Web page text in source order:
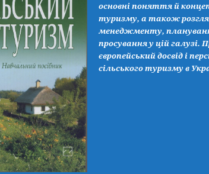
основні поняття й
туризму, а також
менеджменту,
просування у цій галузі.
європейський досвід і
сільського туризму в